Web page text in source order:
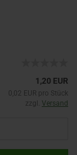
1,20 EUR
0,02 EUR pro Stück
zzgl. Versand